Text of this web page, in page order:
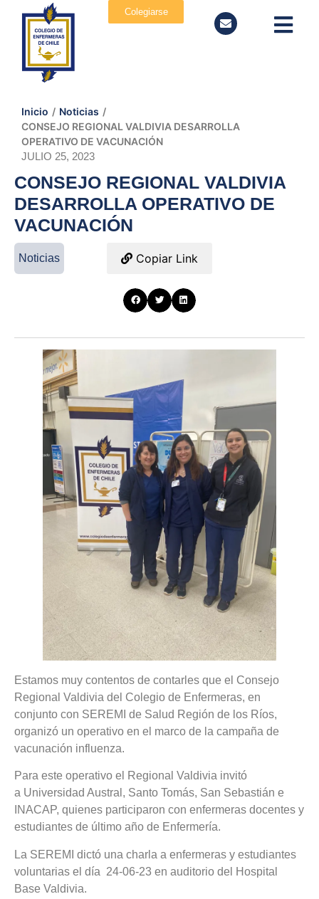
Colegiarse
Inicio / Noticias /
CONSEJO REGIONAL VALDIVIA DESARROLLA
OPERATIVO DE VACUNACIÓN
JULIO 25, 2023
CONSEJO REGIONAL VALDIVIA
DESARROLLA OPERATIVO DE
VACUNACIÓN
Noticias Copiar Link
Estamos muy contentos de contarles que el Consejo
Regional Valdivia del Colegio de Enfermeras, en
conjunto con SEREMI de Salud Región de los Ríos,
organizó un operativo en el marco de la campaña de
vacunación influenza.
Para este operativo el Regional Valdivia invitó
a Universidad Austral, Santo Tomás, San Sebastián e
INACAP, quienes participaron con enfermeras docentes y
estudiantes de último año de Enfermería.
La SEREMI dictó una charla a enfermeras y estudiantes
voluntarias el día 24-06-23 en auditorio del Hospital
Base Valdivia.